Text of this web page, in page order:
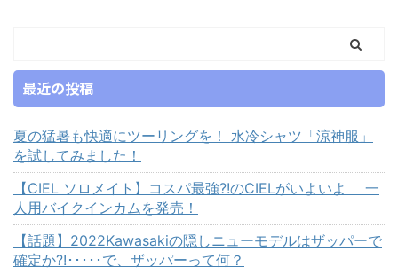
最近の投稿
夏の猛暑も快適にツーリングを！ 水冷シャツ「涼神服」
を試してみました！
【CIEL ソロメイト】コスパ最強?!のCIELがいよいよ 一
人用バイクインカムを発売！
【話題】2022Kawasakiの隠しニューモデルはザッパーで
確定か?!･････で、ザッパーって何？